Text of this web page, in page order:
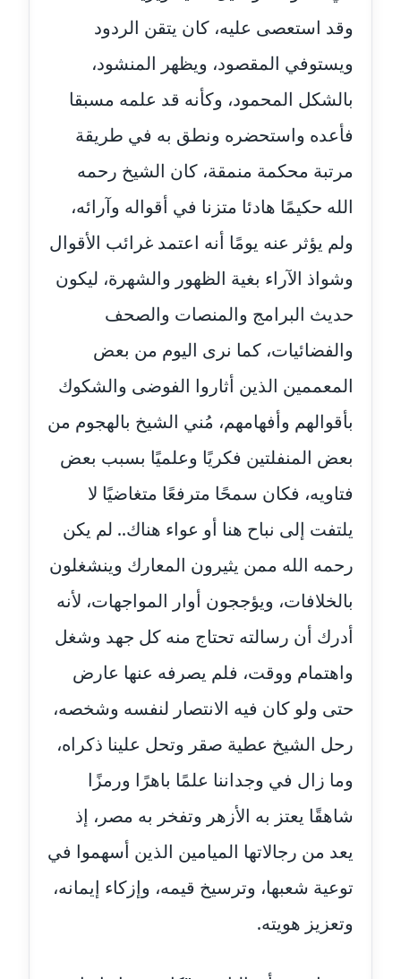
عاملة
مدونة انجي مطاوع
عاملة
مدونة آيات القاضي
عاملة
مدونة ايمان الدواخلي
مدونة ايمان النادي
مدونة ايمان صلاح
عاملة
مدونة ايمان عبد الحليم
عاملة
عاملة
مدونة ايمان قادري
عاملة
مدونة ايمن موسي
عاملة
مدونة إيناس عراقي
مدونة آيه ابو زهرة
عاملة
مدونة آية الدرديري
عاملة
عاملة
مدونة آية عبد العزيز
وقد استعصى عليه، كان يتقن الردود
ويستوفي المقصود، ويظهر المنشود،
بالشكل المحمود، وكأنه قد علمه مسبقا
فأعده واستحضره ونطق به في طريقة
مرتبة محكمة منمقة، كان الشيخ رحمه
الله حكيمًا هادئا متزنا في أقواله وآرائه،
ولم يؤثر عنه يومًا أنه اعتمد غرائب الأقوال
وشواذ الآراء بغية الظهور والشهرة، ليكون
حديث البرامج والمنصات والصحف
والفضائيات، كما نرى اليوم من بعض
المعممين الذين أثاروا الفوضى والشكوك
بأقوالهم وأفهامهم، مُني الشيخ بالهجوم من
بعض المنفلتين فكريًا وعلميًا بسبب بعض
فتاويه، فكان سمحًا مترفعًا متغاضيًا لا
يلتفت إلى نباح هنا أو عواء هناك.. لم يكن
رحمه الله ممن يثيرون المعارك وينشغلون
بالخلافات، ويؤججون أوار المواجهات، لأنه
أدرك أن رسالته تحتاج منه كل جهد وشغل
واهتمام ووقت، فلم يصرفه عنها عارض
حتى ولو كان فيه الانتصار لنفسه وشخصه،
رحل الشيخ عطية صقر وتحل علينا ذكراه،
وما زال في وجداننا علمًا باهرًا ورمزًا
شاهقًا يعتز به الأزهر وتفخر به مصر، إذ
يعد من رجالاتها الميامين الذين أسهموا في
توعية شعبها، وترسيخ قيمه، وإزكاء إيمانه،
وتعزيز هويته.